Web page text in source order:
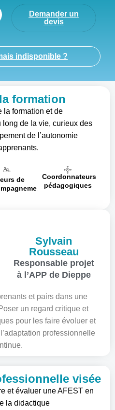
Demander un
devis
indisponible ?
formation
la formation et de
long de la vie, curieux des
de l’autonomie
de
Coordonnateurs
pédagogiques
Sylvain
Rousseau
Responsable projet
à l’APP de Dieppe
et pairs dans une
un regard critique et
pour les faire évoluer et
professionnelle
visée
et évaluer une AFEST en
la didactique